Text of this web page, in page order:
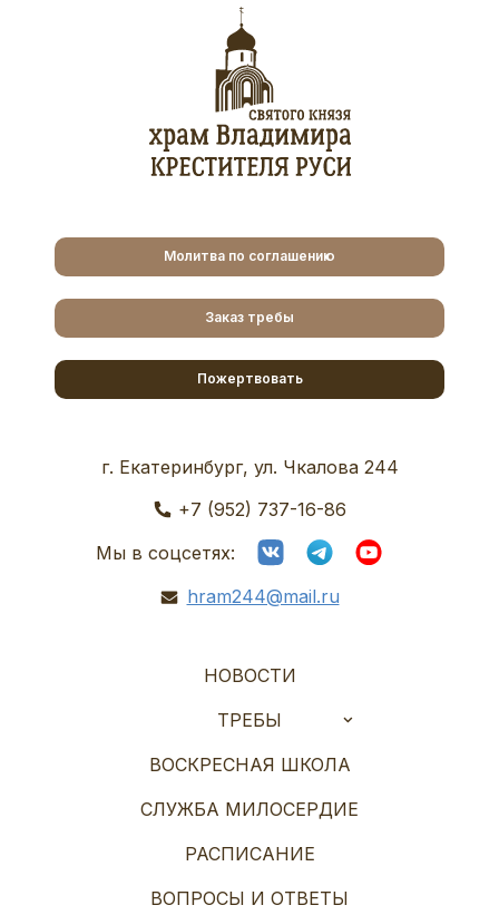
Молитва по соглашению
Заказ требы
Пожертвовать
г. Екатеринбург, ул. Чкалова 244
+7 (952) 737-16-86
Мы в соцсетях:
hram244@mail.ru
НОВОСТИ
ТРЕБЫ
ВОСКРЕСНАЯ ШКОЛА
СЛУЖБА МИЛОСЕРДИЕ
РАСПИСАНИЕ
ВОПРОСЫ И ОТВЕТЫ